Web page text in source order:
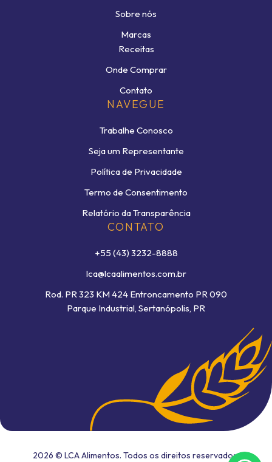
Sobre nós
Marcas
Receitas
Onde Comprar
Contato
NAVEGUE
Trabalhe Conosco
Seja um Representante
Política de Privacidade
Termo de Consentimento
Relatório da Transparência
CONTATO
+55 (43) 3232-8888
lca@lcaalimentos.com.br
Rod. PR 323 KM 424 Entroncamento PR 090
Parque Industrial, Sertanópolis, PR
2026 © LCA Alimentos. Todos os direitos reservados.